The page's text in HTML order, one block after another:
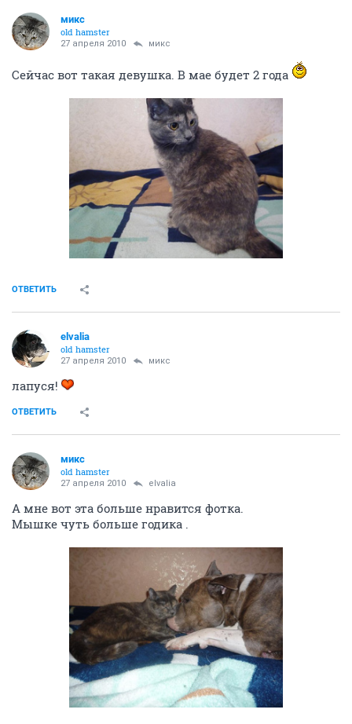
микс
old hamster
27 апреля 2010 микс
Сейчас вот такая девушка. В мае будет 2 года
ОТВЕТИТЬ
elvalia
old hamster
27 апреля 2010 микс
лапуся!
ОТВЕТИТЬ
микс
old hamster
27 апреля 2010 elvalia
А мне вот эта больше нравится фотка.
Мышке чуть больше годика .